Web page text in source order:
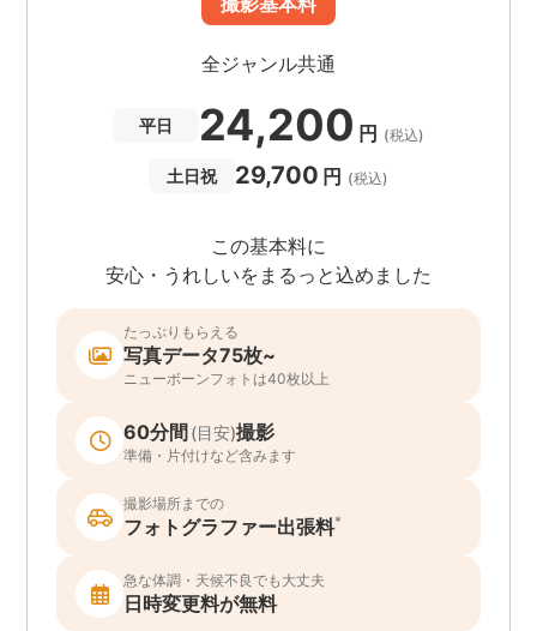
全ジャンル共通
平日 24,200 円 (税込)
土日祝 29,700 円 (税込)
この基本料に
安心・うれしいをまるっと込めました
たっぷりもらえる
写真データ75枚~
ニューボーンフォトは40枚以上
60分間(目安)撮影
準備・片付けなど含みます
撮影場所までの
フォトグラファー出張料*
急な体調・天候不良でも大丈夫
日時変更料が無料